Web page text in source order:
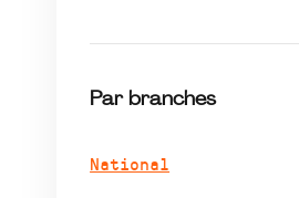
Par branches
National